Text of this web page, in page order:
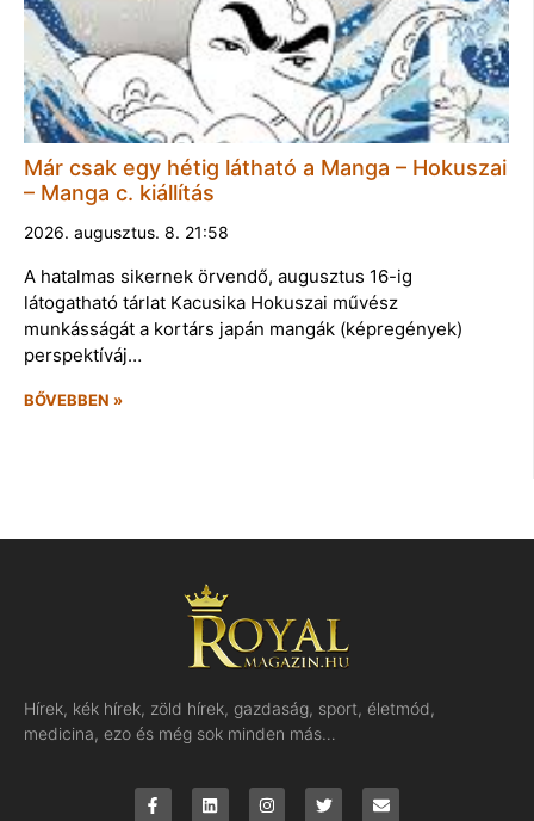
Már csak egy hétig látható a Manga – Hokuszai
– Manga c. kiállítás
2026. augusztus. 8. 21:58
A hatalmas sikernek örvendő, augusztus 16-ig
látogatható tárlat Kacusika Hokuszai művész
munkásságát a kortárs japán mangák (képregények)
perspektíváj…
BŐVEBBEN »
Hírek, kék hírek, zöld hírek, gazdaság, sport, életmód,
medicina, ezo és még sok minden más…